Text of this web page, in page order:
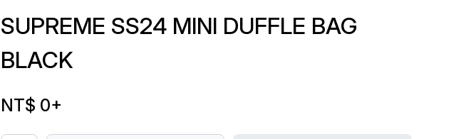
SUPREME SS24 MINI DUFFLE BAG
BLACK
NT$ 0+